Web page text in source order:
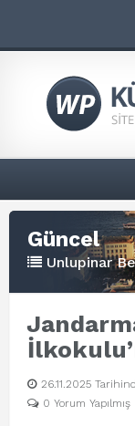
Güncel
Unlupinar
26.11.2025
0 Yorum Yapılmış